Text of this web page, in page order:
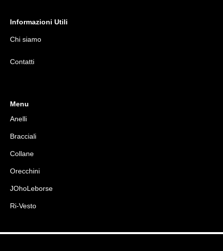
Informazioni Utili
Chi siamo
Contatti
Menu
Anelli
Bracciali
Collane
Orecchini
JOhoLeborse
Ri-Vesto